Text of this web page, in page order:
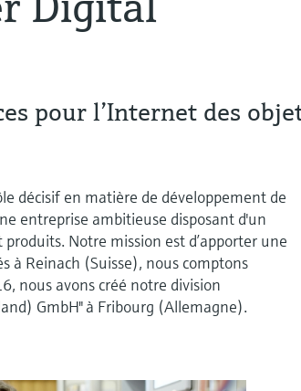
pour l’Internet des
décisif en matière de développement de
entreprise ambitieuse disposant d'un
Notre mission est d’apporter une
à Reinach (Suisse), nous comptons
nous avons créé notre division
GmbH" à Fribourg (Allemagne).